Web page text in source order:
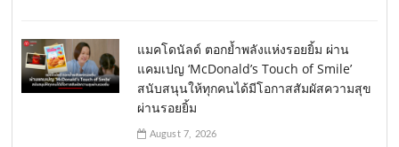
แมคโดนัลด์ ตอกย้ำพลังแห่งรอยยิ้ม ผ่าน
แคมเปญ ‘McDonald’s Touch of Smile’
สนับสนุนให้ทุกคนได้มีโอกาสสัมผัสความสุข
ผ่านรอยยิ้ม
August 7, 2026